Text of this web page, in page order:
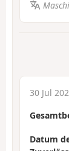
30 Jul
Datum